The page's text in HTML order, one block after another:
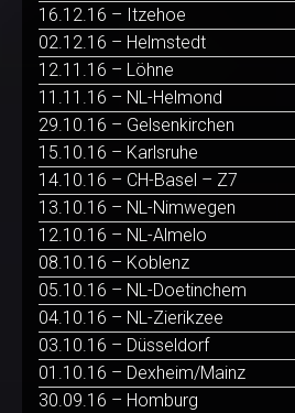
16.12.16 – Itzehoe
02.12.16 – Helmstedt
12.11.16 – Löhne
11.11.16 – NL-Helmond
29.10.16 – Gelsenkirchen
15.10.16 – Karlsruhe
14.10.16 – CH-Basel – Z7
13.10.16 – NL-Nimwegen
12.10.16 – NL-Almelo
08.10.16 – Koblenz
05.10.16 – NL-Doetinchem
04.10.16 – NL-Zierikzee
03.10.16 – Düsseldorf
01.10.16 – Dexheim/Mainz
30.09.16 – Homburg